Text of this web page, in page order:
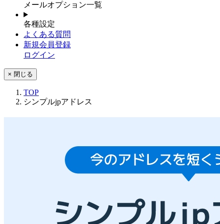
メールオプション一覧
各種設定
よくある質問
新規会員登録
ログイン
× 閉じる
TOP
シンプルjpアドレス